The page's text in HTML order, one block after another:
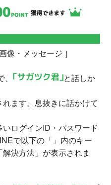
像・メッセージ ］
、
と話しか
ます。息抜きに話かけて
ログインID・パスワード
で以下の「」内のキー
決方法」が表示されま